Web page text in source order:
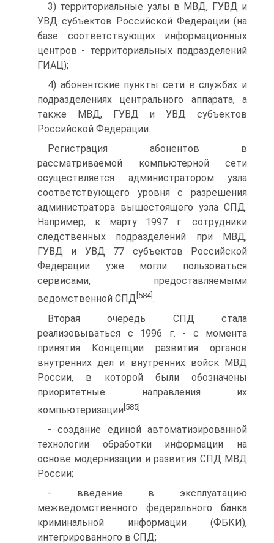
3) территориальные узлы в МВД, ГУВД и
УВД субъектов Российской Федерации (на
базе соответствующих информационных
центров - территориальных подразделений
ГИАЦ);
4) абонентские пункты сети в службах и
подразделениях центрального аппарата, а
также МВД, ГУВД и УВД субъектов
Российской Федерации.
Регистрация абонентов в
рассматриваемой компьютерной сети
осуществляется администратором узла
соответствующего уровня с разрешения
администратора вышестоящего узла СПД.
Например, к марту 1997 г. сотрудники
следственных подразделений при МВД,
ГУВД и УВД 77 субъектов Российской
Федерации уже могли пользоваться
сервисами, предоставляемыми
ведомственной СПД [584].
Вторая очередь СПД стала
реализовываться с 1996 г. - с момента
принятия Концепции развития органов
внутренних дел и внутренних войск МВД
России, в которой были обозначены
приоритетные направления их
компьютеризации [585]:
- создание единой автоматизированной
технологии обработки информации на
основе модернизации и развития СПД МВД
России;
- введение в эксплуатацию
межведомственного федерального банка
криминальной информации (ФБКИ),
интегрированного в СПД;